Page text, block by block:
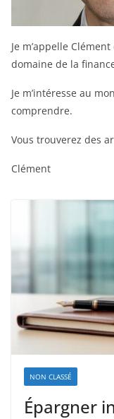
Je m’appelle
domaine de la
Je m’intéresse au
comprendre.
Vous trouverez des
Clément
NON CLASSÉ
Épargner